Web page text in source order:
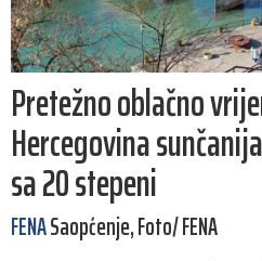
Pretežno oblačno
Hercegovina
sa 20 stepeni
FENASaopćenje, Foto/ FENA